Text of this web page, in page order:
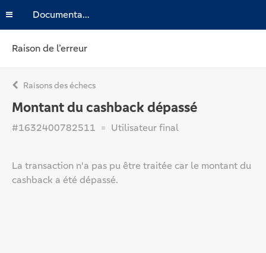
Documentation
Raison de l’erreur
Raisons des échecs
Montant du cashback dépassé
#1632400782511 Utilisateur final
La transaction n'a pas pu être traitée car le montant du
cashback a été dépassé.